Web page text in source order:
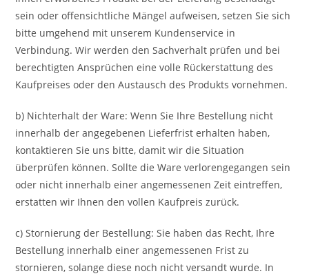
sein oder offensichtliche Mängel aufweisen, setzen Sie sich
bitte umgehend mit unserem Kundenservice in
Verbindung. Wir werden den Sachverhalt prüfen und bei
berechtigten Ansprüchen eine volle Rückerstattung des
Kaufpreises oder den Austausch des Produkts vornehmen.
b) Nichterhalt der Ware: Wenn Sie Ihre Bestellung nicht
innerhalb der angegebenen Lieferfrist erhalten haben,
kontaktieren Sie uns bitte, damit wir die Situation
überprüfen können. Sollte die Ware verlorengegangen sein
oder nicht innerhalb einer angemessenen Zeit eintreffen,
erstatten wir Ihnen den vollen Kaufpreis zurück.
c) Stornierung der Bestellung: Sie haben das Recht, Ihre
Bestellung innerhalb einer angemessenen Frist zu
stornieren, solange diese noch nicht versandt wurde. In